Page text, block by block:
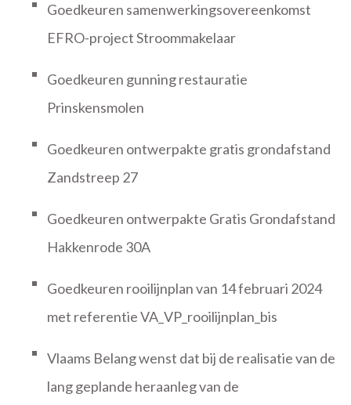
Goedkeuren samenwerkingsovereenkomst
EFRO-project Stroommakelaar
Goedkeuren gunning restauratie
Prinskensmolen
Goedkeuren ontwerpakte gratis grondafstand
Zandstreep 27
Goedkeuren ontwerpakte Gratis Grondafstand
Hakkenrode 30A
Goedkeuren rooilijnplan van 14 februari 2024
met referentie VA_VP_rooilijnplan_bis
Vlaams Belang wenst dat bij de realisatie van de
lang geplande heraanleg van de